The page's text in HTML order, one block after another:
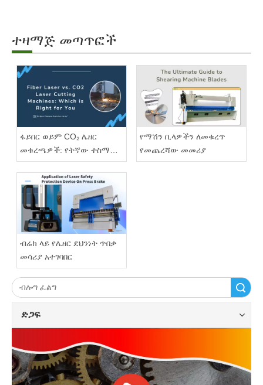
ተዛማጅ መጣጥፎች
ፋይበር ወይም CO₂ ሌዘር
መቁረጫዎች: የትኛው ተስማሚ
ነው?
የማሽን ቢላዎችን ለመቁረጥ
የመጨረሻው መመሪያ
ብሬክ ላይ የሌዘር ደህንነት ጥበቃ
መሳሪያ አተገባበር
ድጋፍ